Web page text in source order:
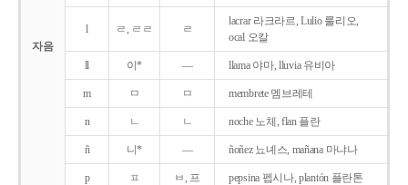
자음
l ㄹ, ㄹㄹ ㄹ
lacrar 라크라르, Lulio 룰리오,
ocal 오칼
ll 이* ― llama 야마, lluvia 유비아
m ㅁ ㅁ membrete 멤브레테
n ㄴ ㄴ noche 노체, flan 플란
ñ 니* ― ñoñez 뇨녜스, mañana 마냐나
p ㅍ ㅂ, 프 pepsina 펩시나, plantón 플란톤